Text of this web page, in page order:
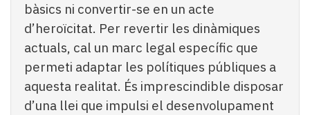
bàsics ni convertir-se en un acte
d’heroïcitat. Per revertir les dinàmiques
actuals, cal un marc legal específic que
permeti adaptar les polítiques públiques a
aquesta realitat. És imprescindible disposar
d’una llei que impulsi el desenvolupament